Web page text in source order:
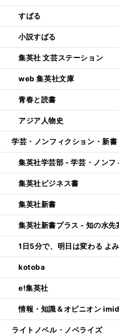
すばる
小説すばる
集英社 文芸ステーション
web 集英社文庫
青春と読書
アジア人物史
学芸・ノンフィクション・新書
集英社学芸部 - 学芸・ノンフ
集英社ビジネス書
集英社新書
集英社新書プラス - 知の水先
1日5分で、明日は変わる よ
kotoba
e!集英社
情報・知識＆オピニオン
ライトノベル・ノベライズ